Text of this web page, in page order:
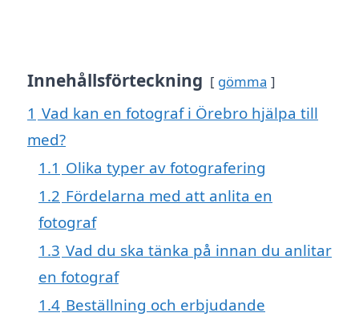
Innehållsförteckning gömma
1 Vad kan en fotograf i Örebro hjälpa till
med?
1.1 Olika typer av fotografering
1.2 Fördelarna med att anlita en
fotograf
1.3 Vad du ska tänka på innan du anlitar
en fotograf
1.4 Beställning och erbjudande